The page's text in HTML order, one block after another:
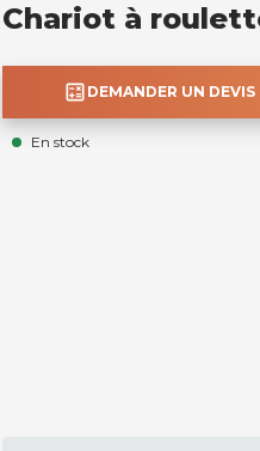
Chariot à
calculate DEMANDER UN
En stock